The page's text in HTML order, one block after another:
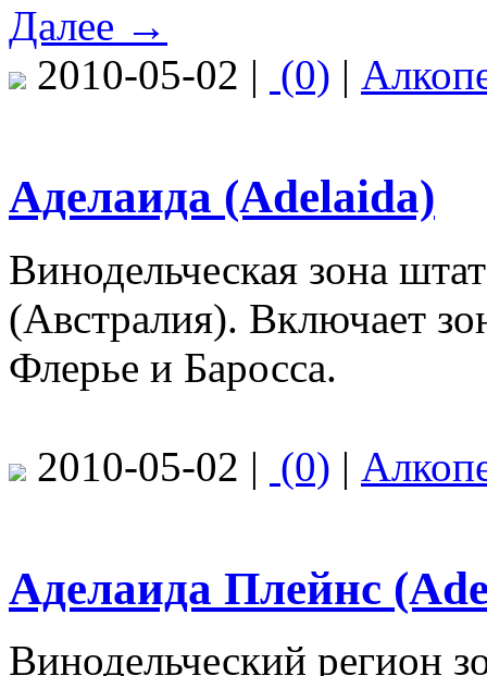
Далее →
2010-05-02 | (0) |
Аделаида (Adelaida)
Винодельческая зона
(Австралия). Включает
Флерье и Баросса.
2010-05-02 | (0) |
Аделаида Плейнс
Винодельческий регион